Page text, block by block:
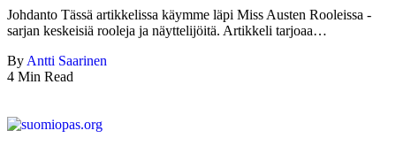
Johdanto Tässä artikkelissa käymme läpi Miss Austen Rooleissa -
sarjan keskeisiä rooleja ja näyttelijöitä. Artikkeli tarjoaa…
By Antti Saarinen
4 Min Read